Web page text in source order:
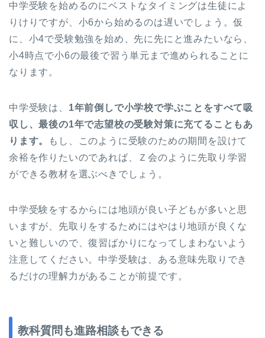
中学受験を始めるのにベストなタイミングは生徒によ
りけりですが、小6から始めるのは遅いでしょう。仮
に、小4で受験勉強を始め、先に先にと進みたいなら、
小4時点で小6の最後で習う単元まで進められることに
なります。
中学受験は、 1年前倒しで小学校で学ぶことをすべて吸
収し、最後の1年で志望校の受験対策に充てることもあ
ります。
もし、このように受験のための期間を設けて
余裕を作りたいのであれば、Ｚ会のように先取り学習
ができる教材を選ぶべきでしょう。
中学受験をするからには地頭が良い子どもが多いと思
いますが、先取りをするためにはやはり地頭が良くな
いと難しいので、復習ばかりになってしまわないよう
注意してください。中学受験は、ある意味先取りでき
るだけの理解力があることが前提です。
教科質問も進路相談もできる